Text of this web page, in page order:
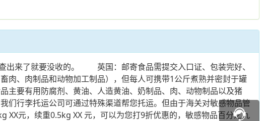
出来了就要没收的。 英国：邮寄食品需提交入口证、包装完好、
肉、肉制品和动物加工制品），但每人可携带1公斤煮熟并密封于罐
要有用防腐剂、黄油、人造黄油、奶制品、肉、动物制品以及猪
行李托运公司可通过特殊渠道帮您托运。但由于海关对敏感物品管
元，续重0.5kg XX 元，可以为您打9折优惠的，敏感物品百分之九